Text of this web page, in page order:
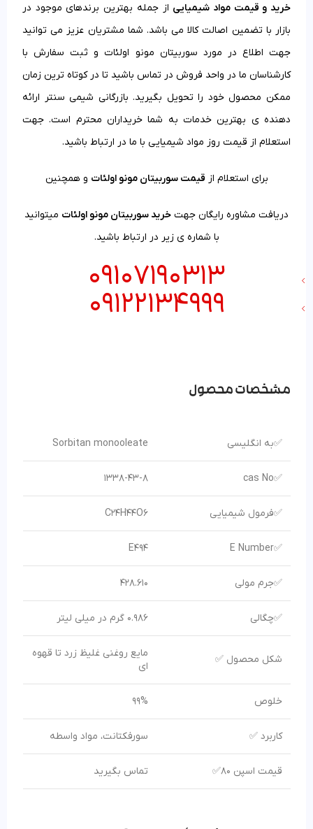
خرید و قیمت مواد شیمیایی از جمله بهترین برندهای موجود در
بازار با تضمین اصالت کالا می باشد. شما مشتریان عزیز می توانید
جهت اطلاع در مورد سوربیتان مونو اولئات و ثبت سفارش با
کارشناسان ما در واحد فروش در تماس باشید تا در کوتاه ترین زمان
ممکن محصول خود را تحویل بگیرید. بازرگانی شیمی سنتر ارائه
دهنده ی بهترین خدمات به شما خریداران محترم است. جهت
استعلام از قیمت روز مواد شیمیایی با ما در ارتباط باشید.
برای استعلام از قیمت سوربیتان مونو اولئات و همچنین
دریافت مشاوره رایگان جهت خرید سوربیتان مونو اولئات میتوانید
با شماره ی زیر در ارتباط باشید.
09107190313
09122134999
مشخصات محصول
✅به انگلیسی Sorbitan monooleate
✅cas No
1338-43-8
✅فرمول شیمیایی C24H44O6
✅E Number
E494
✅جرم مولی 428.610
✅چگالی 0.986 گرم در میلی لیتر
شکل محصول ✅
مایع روغنی غلیظ زرد تا قهوه
ای
خلوص 99%
کاربرد ✅ سورفکتانت، مواد واسطه
قیمت اسپن 80✅ تماس بگیرید